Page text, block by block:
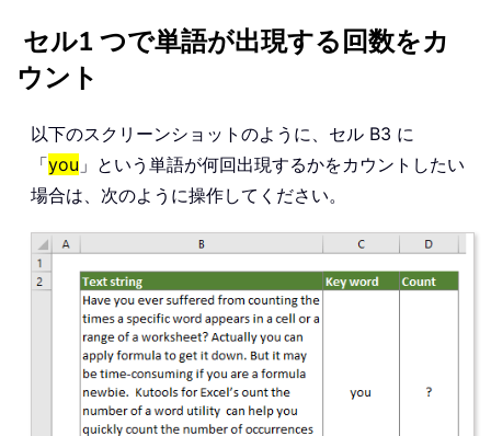
セル1 つで単語が出現する回数をカ
ウント
以下のスクリーンショットのように、セル B3 に
「you 」という単語が何回出現するかをカウントしたい
場合は、次のように操作してください。